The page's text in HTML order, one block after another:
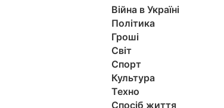
Війна в Україні
Політика
Гроші
Світ
Спорт
Культура
Техно
Спосіб життя